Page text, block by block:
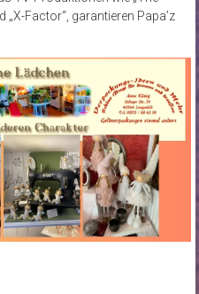
Factor“, garantieren Papa’z